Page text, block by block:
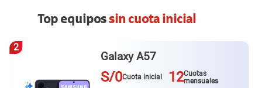
Top equipossin cuota inicial
3
Redmi Note 15 pro plus
S/0Cuota inicial 12Cuotas
mensuales